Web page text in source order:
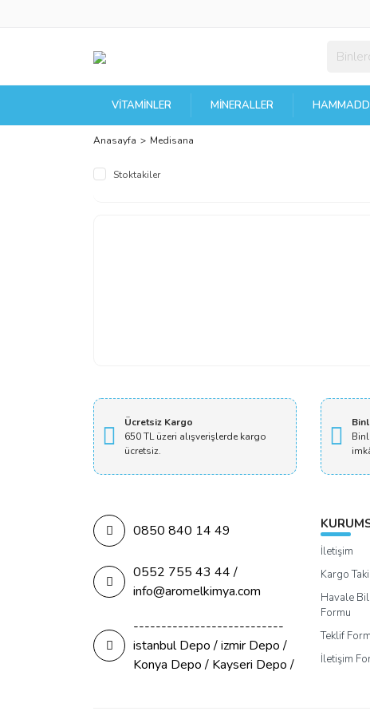
VITAMINLER MINERALLER
Anasayfa Medisana
Stoktakiler
Ücretsiz Kargo
650 TL üzeri alışverişlerde kargo
ücretsiz.
0850 840 14 49
0552 755 43 44 /
info@aromelkimya.com
---------------------------
istanbul Depo / izmir Depo /
Konya Depo / Kayseri Depo /
İletişim
Kargo
Havale
Formu
Teklif
İletişim